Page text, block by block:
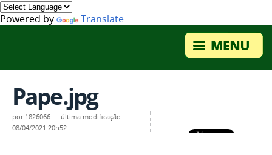
Powered by Translate
Pape.jpg
por 1826066 — última modificação
08/04/2021 20h52